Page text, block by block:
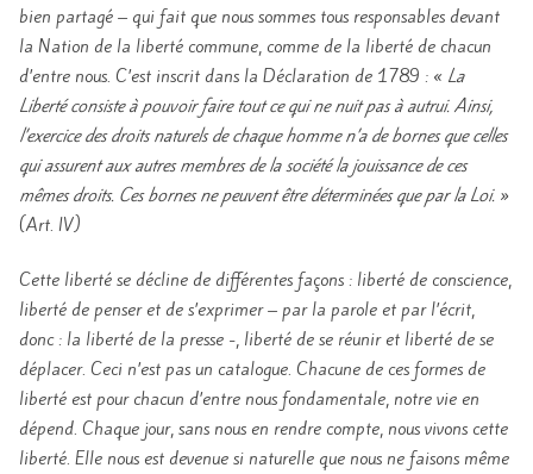
bien partagé – qui fait que nous sommes tous responsables devant
la Nation de la liberté commune, comme de la liberté de chacun
d’entre nous. C’est inscrit dans la Déclaration de 1789 : « La
Liberté consiste à pouvoir faire tout ce qui ne nuit pas à autrui. Ainsi,
l’exercice des droits naturels de chaque homme n’a de bornes que celles
qui assurent aux autres membres de la société la jouissance de ces
mêmes droits. Ces bornes ne peuvent être déterminées que par la Loi. »
(Art. IV)
Cette liberté se décline de différentes façons : liberté de conscience,
liberté de penser et de s’exprimer – par la parole et par l’écrit,
donc : la liberté de la presse -, liberté de se réunir et liberté de se
déplacer. Ceci n’est pas un catalogue. Chacune de ces formes de
liberté est pour chacun d’entre nous fondamentale, notre vie en
dépend. Chaque jour, sans nous en rendre compte, nous vivons cette
liberté. Elle nous est devenue si naturelle que nous ne faisons même